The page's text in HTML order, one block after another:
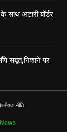
साथ अटारी बॉर्डर
सबूत,निशाने पर
नीति